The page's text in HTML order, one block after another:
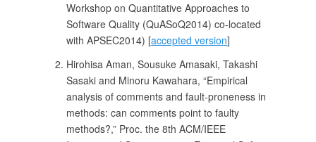
Workshop on Quantitative Approaches to
Software Quality (QuASoQ2014) co-located
with APSEC2014) [accepted version]
Hirohisa Aman, Sousuke Amasaki, Takashi
Sasaki and Minoru Kawahara, “Empirical
analysis of comments and fault-proneness in
methods: can comments point to faulty
methods?,” Proc. the 8th ACM/IEEE